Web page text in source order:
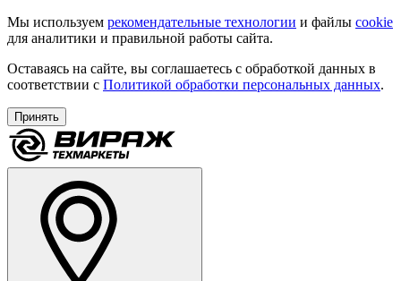
Мы используем рекомендательные технологии и файлы cookie
для аналитики и правильной работы сайта.
Оставаясь на сайте, вы соглашаетесь с обработкой данных в
соответствии с Политикой обработки персональных данных.
Принять